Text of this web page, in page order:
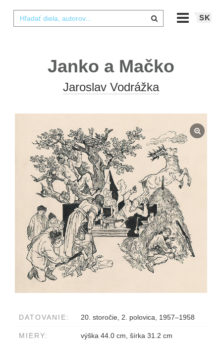
SK
Janko a Mačko
Jaroslav Vodrážka
DATOVANIE: 20. storočie, 2. polovica, 1957–1958
MIERY: výška 44.0 cm, šírka 31.2 cm